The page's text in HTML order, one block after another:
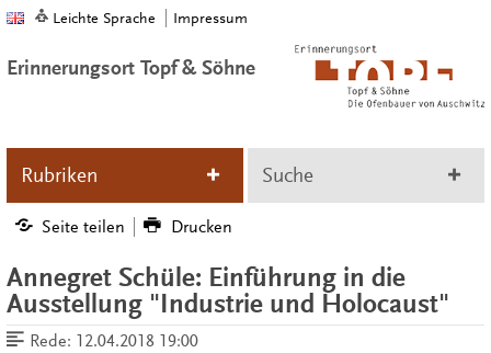
Leichte Sprache Impressum
Erinnerungsort Topf & Söhne
Rubriken Suche
Seite teilen Drucken
Annegret Schüle: Einführung in die
Ausstellung "Industrie und Holocaust"
Rede: 12.04.2018 19:00